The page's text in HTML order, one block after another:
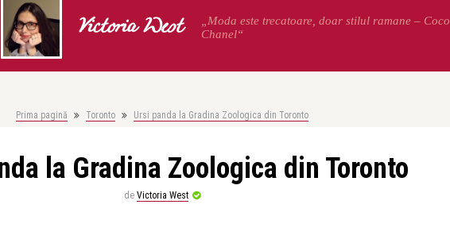
Victoria West
„Moda este trecatoare, doar stilul ramane – Coco
Chanel“
Prima pagină Toronto Ursi panda la Gradina Zoologica din Toronto
la Gradina Zoologica din Toronto
de Victoria West